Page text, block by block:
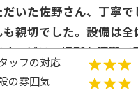
いた佐野さん、丁寧で
親切でした。設備は全
。どこの場所も清潔で
ッフの対応
の雰囲気